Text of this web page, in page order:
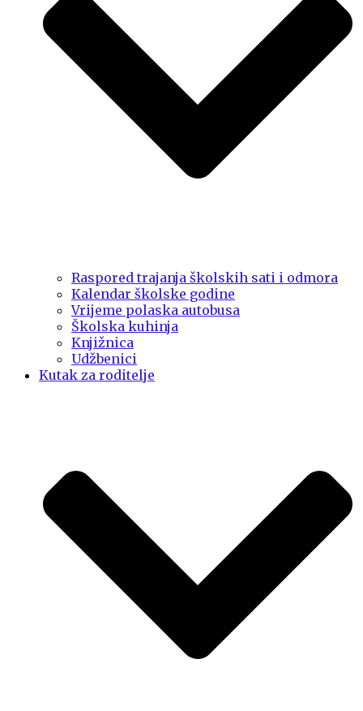
Raspored trajanja školskih sati i odmora
Kalendar školske godine
Vrijeme polaska autobusa
Školska kuhinja
Knjižnica
Udžbenici
Kutak za roditelje